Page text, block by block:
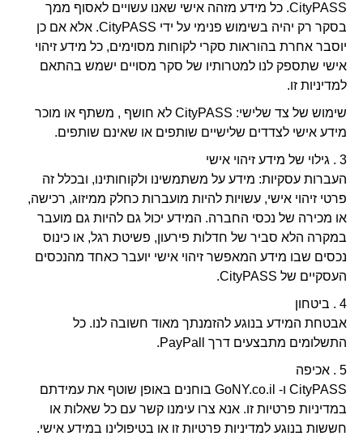
CityPASS. כל מידע מזהה אישי שאנו עשויים לאסוף ממך
בסקר רק יהיה בשימוש פנימי על ידי CityPASS. אלא אם כן
יוסבר אחרת בהוראות סקרי לקוחות מסוימים, כל מידע זיהוי
אישי שתספק לנו למטרותיו של סקר מסויים ישמש בהתאם
למדיניות זו.
שימוש של צד שלישי: CityPASS לא חושף , משתף או מוכר
מידע אישי לצדדים שלישיים שותפים או שאינם שותפים.
3 . גילוי של מידע זיהוי אישי
העברות עסקיות: מידע על משתמשינו ולקוחותינו, ובכלל זה
פרטי זיהוי אישי, עשויות להיות מועברות כחלק ממיזוג, רכישה,
או מכירה של נכסי החברה. המידע יכול גם להיות גם מועבר
במקרה הלא סביר של חדלות פירעון, פשיטת רגל, או כינוס
נכסים שבו מידע המאפשר זיהוי אישי יועבר כאחד מהנכסים
העסקיים של CityPASS.
4 . ביטחון
אבטחת המידע בנוגע להזמנתך מאוד חשובה לנו. כל
התשלומים מתבצעים דרך PayPall.
5 . אכיפה
CityPASS ו- GoNY.co.il בוחנים באופן שוטף את עמידתם
במדיניות פרטיות זו. אנא צרו עימנו קשר עם כל שאלות או
חששות בנוגע למדיניות פרטיות זו או בטיפולינו במידע אישי.